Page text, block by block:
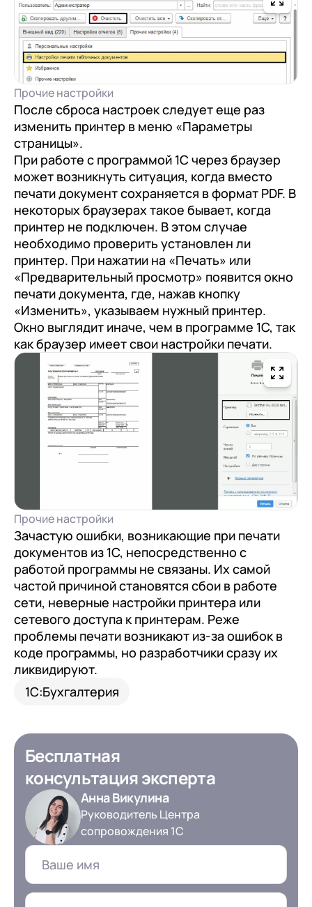
Прочие настройки
После сброса настроек следует еще раз
изменить принтер в меню «Параметры
страницы».
При работе с программой 1С через браузер
может возникнуть ситуация, когда вместо
печати документ сохраняется в формат PDF. В
некоторых браузерах такое бывает, когда
принтер не подключен. В этом случае
необходимо проверить установлен ли
принтер. При нажатии на «Печать» или
«Предварительный просмотр» появится окно
печати документа, где, нажав кнопку
«Изменить», указываем нужный принтер.
Окно выглядит иначе, чем в программе 1С, так
как браузер имеет свои настройки печати.
Прочие настройки
Зачастую ошибки, возникающие при печати
документов из 1С, непосредственно с
работой программы не связаны. Их самой
частой причиной становятся сбои в работе
сети, неверные настройки принтера или
сетевого доступа к принтерам. Реже
проблемы печати возникают из-за ошибок в
коде программы, но разработчики сразу их
ликвидируют.
1С:Бухгалтерия
Бесплатная
консультация эксперта
Анна Викулина
Руководитель Центра
сопровождения 1С